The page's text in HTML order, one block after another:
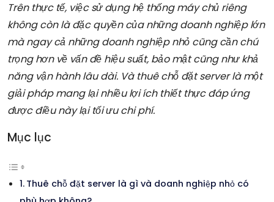
Trên thực tế, việc sử dụng hệ thống máy chủ riêng
không còn là đặc quyền của những doanh nghiệp lớn
mà ngay cả những doanh nghiệp nhỏ cũng cần chú
trọng hơn về vấn đề hiệu suất, bảo mật cũng như khả
năng vận hành lâu dài. Và thuê chỗ đặt server là một
giải pháp mang lại nhiều lợi ích thiết thực đáp ứng
được điều này lại tối ưu chi phí.
Mục lục
Thuê chỗ đặt server là gì và doanh nghiệp nhỏ có